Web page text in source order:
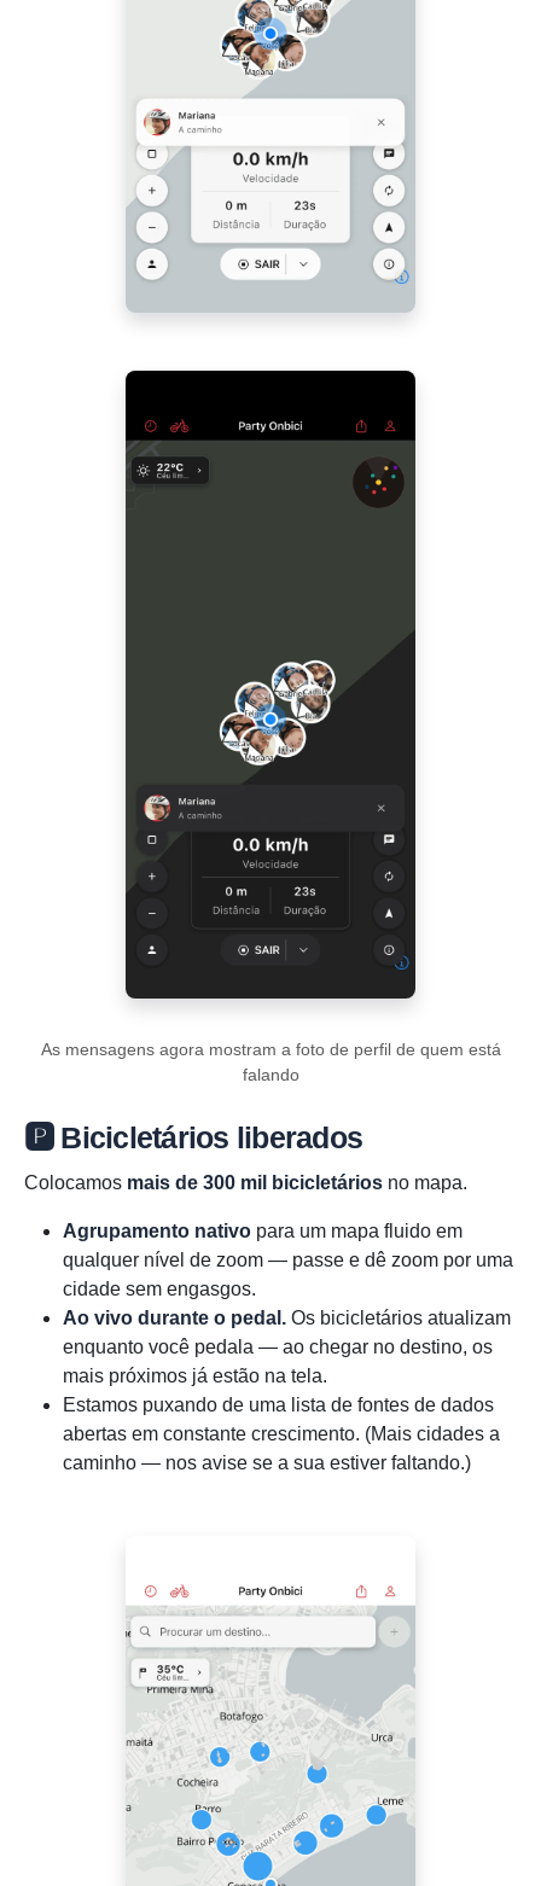
As mensagens agora mostram a foto de perfil de quem está
falando
🅿️ Bicicletários liberados
Colocamos mais de 300 mil bicicletários no mapa.
Agrupamento nativo para um mapa fluido em
qualquer nível de zoom — passe e dê zoom por uma
cidade sem engasgos.
Ao vivo durante o pedal. Os bicicletários atualizam
enquanto você pedala — ao chegar no destino, os
mais próximos já estão na tela.
Estamos puxando de uma lista de fontes de dados
abertas em constante crescimento. (Mais cidades a
caminho — nos avise se a sua estiver faltando.)